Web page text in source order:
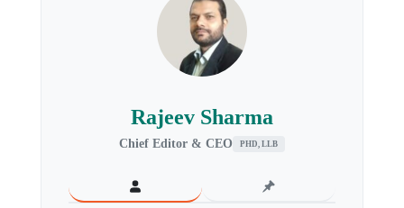
Rajeev Sharma
Chief Editor & CEO PHD, LLB